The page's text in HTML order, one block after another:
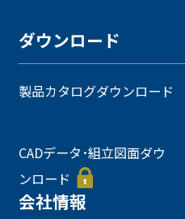
ダウンロード
製品カタログダウンロード
CADデータ･組立図面ダウ
ンロード
会社情報